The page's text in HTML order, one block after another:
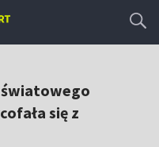
światowego
się z